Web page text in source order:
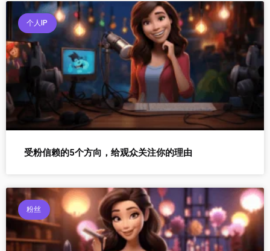
个人IP
受粉信赖的5个方向，给观众关注你的理由
粉丝